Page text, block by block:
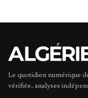
Le quotidien numérique
vérifiée, analyses